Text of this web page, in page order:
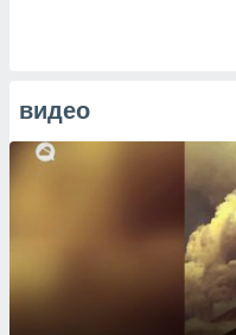
видео